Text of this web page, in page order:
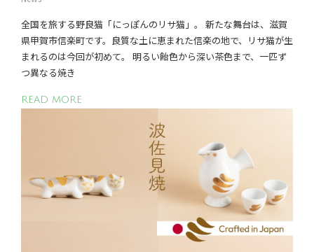
全国を旅する野良猫「にっぽんのリサ猫」。 新たな舞台は、滋賀
県甲賀市信楽町です。良質な土に恵まれた信楽の地で、リサ猫が生
まれるのは今回が初めて。 明るい飴色から深い茶色まで、一匹ず
つ異なる焼き
READ MORE